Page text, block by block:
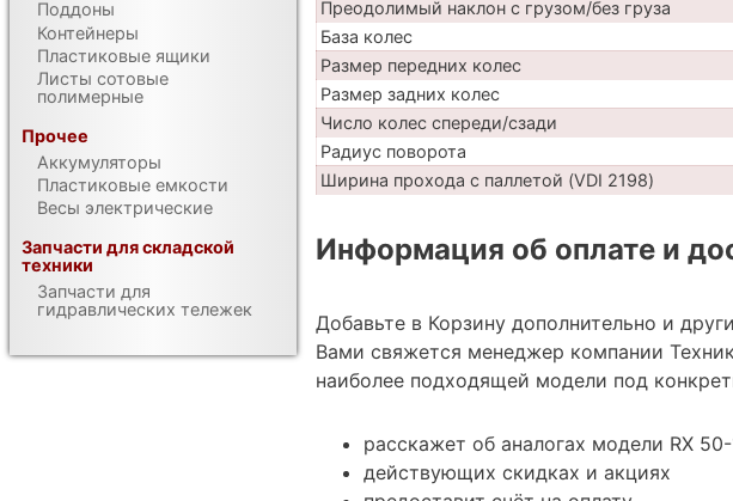
Преодолимый наклон с грузом/без груза
База колес
Размер передних колес
Размер задних колес
Число колес спереди/сзади
Радиус поворота
Ширина прохода с паллетой (VDI 2198)
Информация об оплате и
Добавьте в Корзину дополнительно и
Вами свяжется менеджер компании
наиболее подходящей модели под
расскажет об аналогах модели RX 50-
действующих скидках и акциях
Поддоны
Контейнеры
Пластиковые ящики
Листы сотовые
полимерные
Прочее
Аккумуляторы
Пластиковые емкости
Весы электрические
Запчасти для складской
техники
Запчасти для
гидравлических тележек